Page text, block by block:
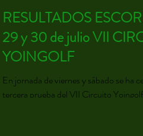
RESULTADOS
29 y 30 de julio VII CIRCUITO
YOINGOLF
En jornada de viernes y sábado se ha
tercera prueba del VII Circuito Yoingolf